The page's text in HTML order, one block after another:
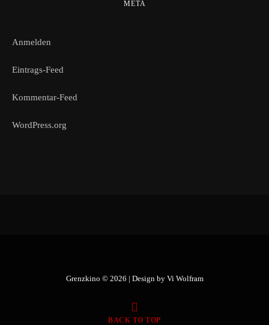
META
Anmelden
Eintrags-Feed
Kommentar-Feed
WordPress.org
Grenzkino © 2026 | Design by Vi Wolfram
BACK TO TOP